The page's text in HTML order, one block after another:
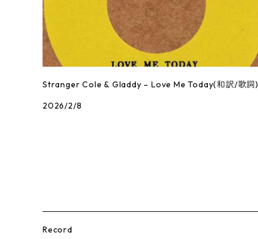
Stranger Cole & Gladdy – Love Me Today(和訳/歌詞)
2026/2/8
Record